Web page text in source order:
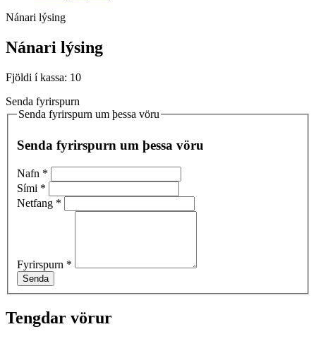
Nánari lýsing
Nánari lýsing
Fjöldi í kassa: 10
Senda fyrirspurn
Senda fyrirspurn um þessa vöru
Senda fyrirspurn um þessa vöru
Nafn *
Sími *
Netfang *
Fyrirspurn *
Senda
Tengdar vörur